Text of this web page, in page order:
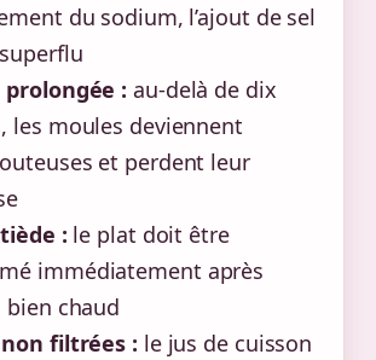
du sodium, l’ajout de sel
prolongée : au-delà de dix
les moules deviennent
et perdent leur
: le plat doit être
immédiatement après
bien chaud
filtrées : le jus de cuisson